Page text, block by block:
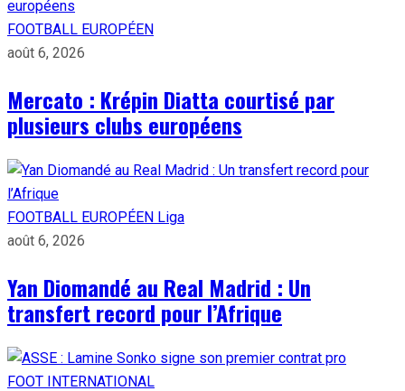
FOOTBALL EUROPÉEN
août 6, 2026
Mercato : Krépin Diatta courtisé par
plusieurs clubs européens
FOOTBALL EUROPÉEN Liga
août 6, 2026
Yan Diomandé au Real Madrid : Un
transfert record pour l’Afrique
FOOT INTERNATIONAL